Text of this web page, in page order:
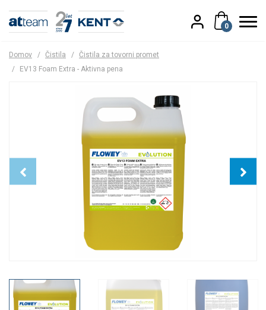
0
Domov / Čistila / Čistila za tovorni promet
/
EV13 Foam Extra - Aktivna pena